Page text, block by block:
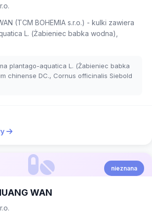
(TCM BOHEMIA s.r.o.) - kulki zawiera
L. (Żabieniec babka wodna),
plantago-aquatica L. (Żabieniec babka
chinense DC., Cornus officinalis Siebold
nieznana
WAN